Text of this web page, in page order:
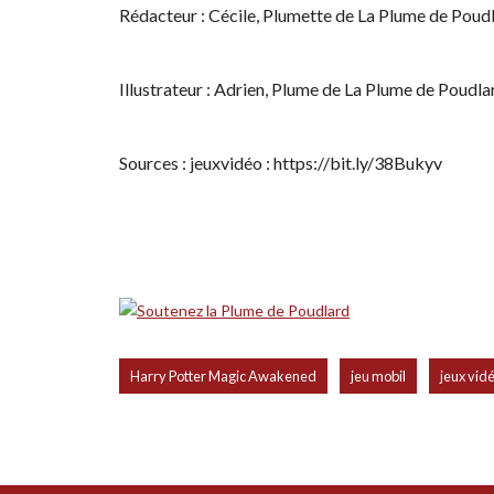
Rédacteur : Cécile, Plumette de La Plume de
Illustrateur : Adrien, Plume de La Plume de
Sources : jeuxvidéo : https://bit.ly/38Bukyv
Harry Potter Magic Awakened jeu mobil jeux